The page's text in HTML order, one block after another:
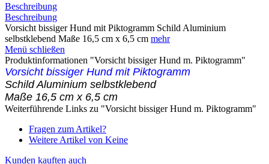
Beschreibung
Beschreibung
Vorsicht bissiger Hund mit Piktogramm Schild Aluminium
selbstklebend Maße 16,5 cm x 6,5 cm mehr
Menü schließen
Produktinformationen "Vorsicht bissiger Hund m. Piktogramm"
Vorsicht bissiger Hund mit Piktogramm
Schild Aluminium selbstklebend
Maße 16,5 cm x 6,5 cm
Weiterführende Links zu "Vorsicht bissiger Hund m. Piktogramm"
Fragen zum Artikel?
Weitere Artikel von Keine
Kunden kauften auch